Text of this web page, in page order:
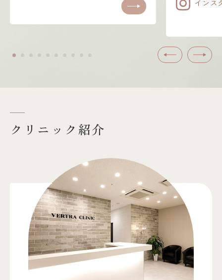
きます。（個人差がありま
MINI290ccを使用。 患者様は
い
院
め
インス
前へ 次へ
クリニック紹介